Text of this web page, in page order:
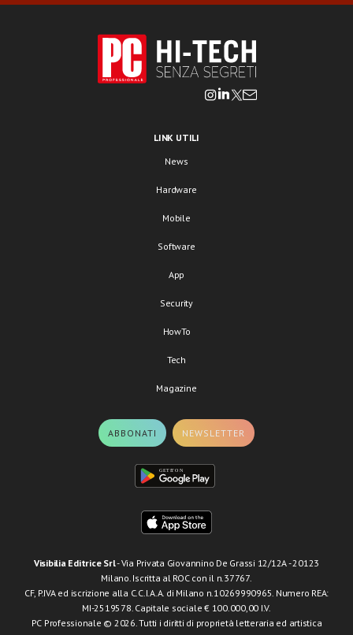
LINK UTILI
News
Hardware
Mobile
Software
App
Security
HowTo
Tech
Magazine
ABBONATI NEWSLETTER
Visibilia Editrice Srl- Via Privata Giovannino De Grassi 12/12A - 20123
Milano. Iscritta al ROC con il n.37767.
CF, P.IVA ed iscrizione alla C.C.I.A.A. di Milano n.10269990965. Numero REA:
MI-2519578. Capitale sociale € 100.000,00 I.V.
PC Professionale © 2026. Tutti i diritti di proprietà letteraria ed artistica